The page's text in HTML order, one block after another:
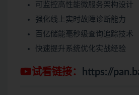
可监控高性能微服务架构设计
强化线上实时故障诊断能力
百亿储能毫秒级查询追踪技术
快速提升系统优化实战经验
试看链接： https://